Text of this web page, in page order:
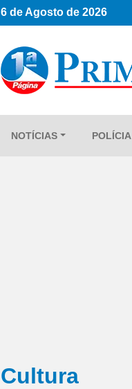
6 de Agosto de 2026
NOTÍCIAS POLÍCIA
Cultura